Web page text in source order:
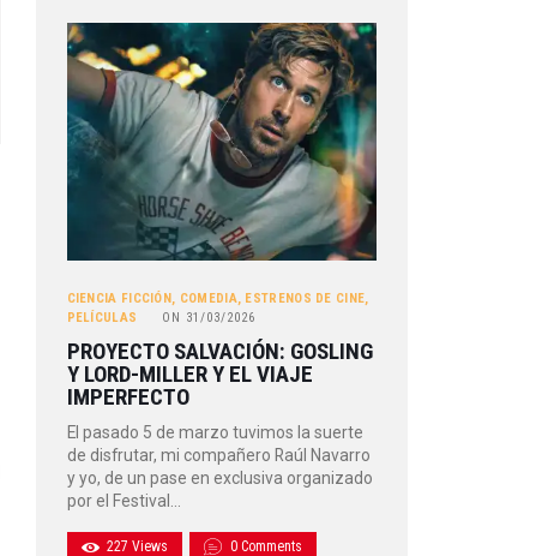
CIENCIA FICCIÓN, COMEDIA, ESTRENOS DE CINE,
PELÍCULAS
ON 31/03/2026
PROYECTO SALVACIÓN: GOSLING
Y LORD-MILLER Y EL VIAJE
IMPERFECTO
El pasado 5 de marzo tuvimos la suerte
de disfrutar, mi compañero Raúl Navarro
y yo, de un pase en exclusiva organizado
por el Festival…
227 Views 0 Comments